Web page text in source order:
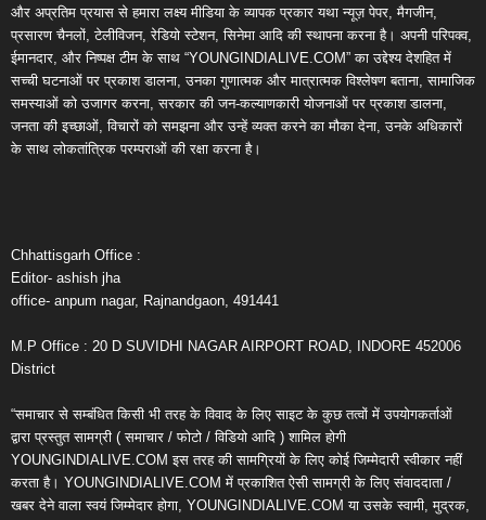
और अप्रतिम प्रयास से हमारा लक्ष्य मीडिया के व्यापक प्रकार यथा न्यूज़ पेपर, मैगजीन,
प्रसारण चैनलों, टेलीविजन, रेडियो स्टेशन, सिनेमा आदि की स्थापना करना है। अपनी परिपक्व,
ईमानदार, और निष्पक्ष टीम के साथ “YOUNGINDIALIVE.COM” का उद्देश्य देशहित में
सच्ची घटनाओं पर प्रकाश डालना, उनका गुणात्मक और मात्रात्मक विश्लेषण बताना, सामाजिक
समस्याओं को उजागर करना, सरकार की जन-कल्याणकारी योजनाओं पर प्रकाश डालना,
जनता की इच्छाओं, विचारों को समझना और उन्हें व्यक्त करने का मौका देना, उनके अधिकारों
के साथ लोकतांत्रिक परम्पराओं की रक्षा करना है।
Chhattisgarh Office :
Editor- ashish jha
office- anpum nagar, Rajnandgaon, 491441
M.P Office : 20 D SUVIDHI NAGAR AIRPORT ROAD, INDORE 452006
District
“समाचार से सम्बंधित किसी भी तरह के विवाद के लिए साइट के कुछ तत्वों में उपयोगकर्ताओं
द्वारा प्रस्तुत सामग्री ( समाचार / फोटो / विडियो आदि ) शामिल होगी
YOUNGINDIALIVE.COM इस तरह की सामग्रियों के लिए कोई जिम्मेदारी स्वीकार नहीं
करता है। YOUNGINDIALIVE.COM में प्रकाशित ऐसी सामग्री के लिए संवाददाता /
खबर देने वाला स्वयं जिम्मेदार होगा, YOUNGINDIALIVE.COM या उसके स्वामी, मुद्रक,